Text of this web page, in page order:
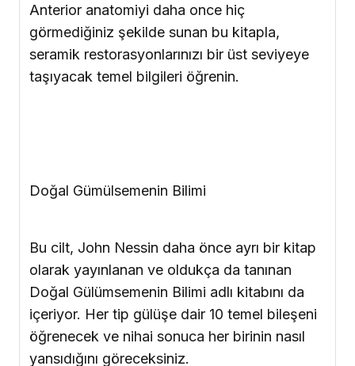
Anterior anatomiyi daha once hiç
görmediğiniz şekilde sunan bu kitapla,
seramik restorasyonlarınızı bir üst seviyeye
taşıyacak temel bilgileri öğrenin.
Doğal Gümülsemenin Bilimi
Bu cilt, John Nessin daha önce ayrı bir kitap
olarak yayınlanan ve oldukça da tanınan
Doğal Gülümsemenin Bilimi adlı kitabını da
içeriyor. Her tip gülüşe dair 10 temel bileşeni
öğrenecek ve nihai sonuca her birinin nasıl
yansıdığını göreceksiniz.